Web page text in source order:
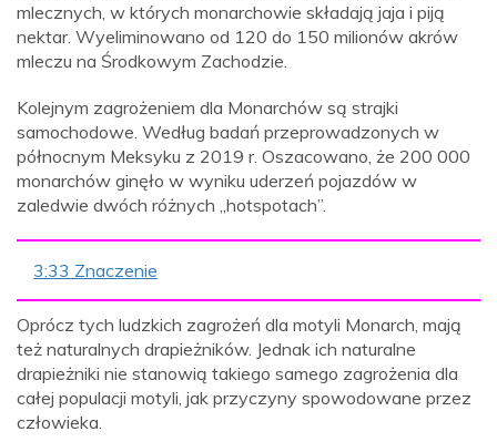
mlecznych, w których monarchowie składają jaja i piją
nektar. Wyeliminowano od 120 do 150 milionów akrów
mleczu na Środkowym Zachodzie.
Kolejnym zagrożeniem dla Monarchów są strajki
samochodowe. Według badań przeprowadzonych w
północnym Meksyku z 2019 r. Oszacowano, że 200 000
monarchów ginęło w wyniku uderzeń pojazdów w
zaledwie dwóch różnych „hotspotach”.
3:33 Znaczenie
Oprócz tych ludzkich zagrożeń dla motyli Monarch, mają
też naturalnych drapieżników. Jednak ich naturalne
drapieżniki nie stanowią takiego samego zagrożenia dla
całej populacji motyli, jak przyczyny spowodowane przez
człowieka.